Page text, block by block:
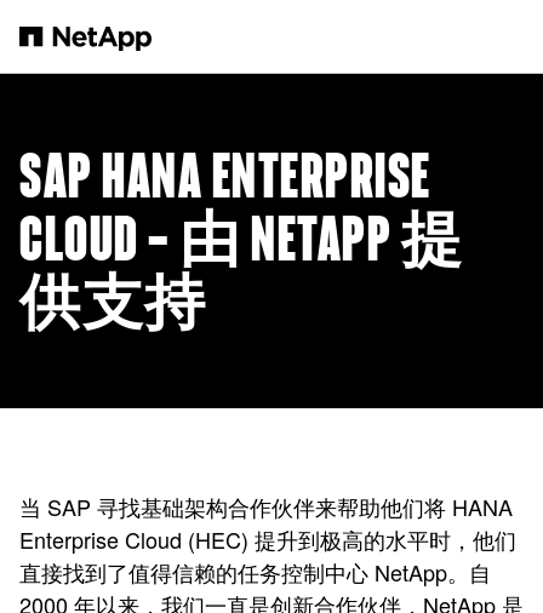
SAP HANA ENTERPRISE
CLOUD — 由 NETAPP 提
供支持
当 SAP 寻找基础架构合作伙伴来帮助他们将 HANA
Enterprise Cloud (HEC) 提升到极高的水平时，他们
直接找到了值得信赖的任务控制中心 NetApp。自
2000 年以来，我们一直是创新合作伙伴，NetApp 是